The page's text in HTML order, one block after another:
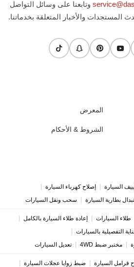
وتابعنا على وسائل التواصل
المستجدات والأخبار المتعلقة بخدماتنا.
المعرض
الشروط & الأحكام
السيارة إصلاح كهرباء السيارة
بطارية السيارة سحب ونقل السيارات
طلاء السيارات إعادة طلاء السيارة بالكامل
التفصيلية بالسيارات
مختبر ضبط 4WD تعديل السيارات
فرامل السيارة ضبط زوايا عجلات السيارة